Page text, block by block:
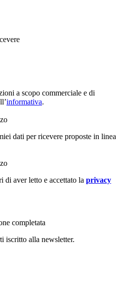
a scopo commerciale e di
informativa.
dati per ricevere proposte in linea
di aver letto e accettato la privacy
completata
iscritto alla newsletter.